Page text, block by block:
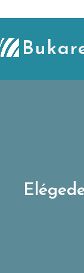
to
content